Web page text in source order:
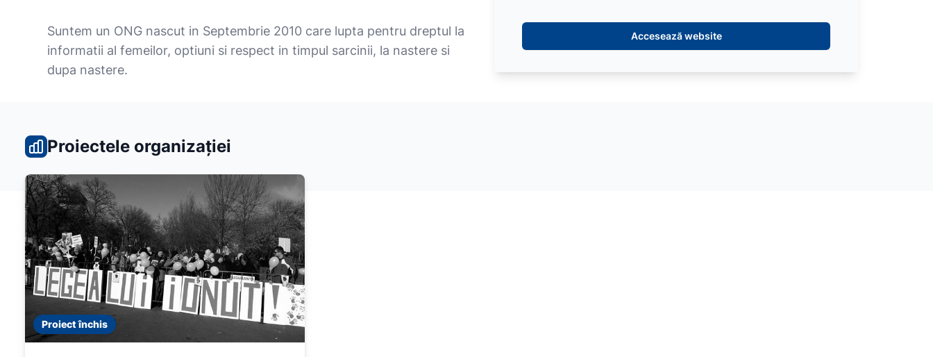
Suntem un ONG nascut in Septembrie 2010 care lupta pentru dreptul la
informatii al femeilor, optiuni si respect in timpul sarcinii, la nastere si
dupa nastere.
Accesează website
Proiectele organizației
Proiect închis